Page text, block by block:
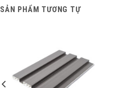
SẢN PHẨM TƯƠNG TỰ